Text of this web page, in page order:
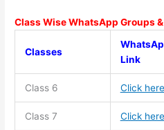
Class Wise WhatsApp Groups
Classes
Link
Class 6 Click here
Class 7 Click here